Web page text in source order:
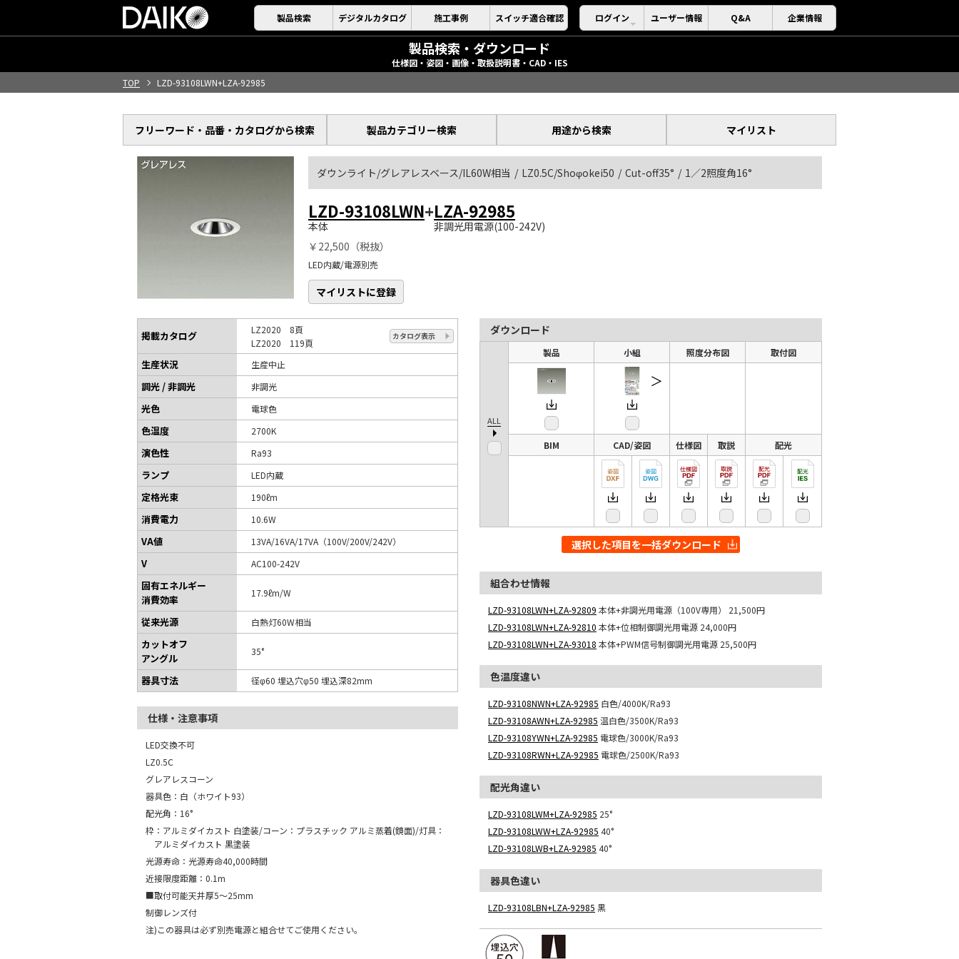
製品検索 デジタルカタログ 施工事例 スイッチ適合確認 ログイン ユーザー情報 Q&A 企業情報
製品検索・ダウンロード
仕様図・姿図・画像・取扱説明書・CAD・IES
TOP
LZD-93108LWN+LZA-92985
フリーワード・品番・ カタログから検索 製品カテゴリー検索 用途から検索 マイリスト
ダウンライト/グレアレスベース/IL60W相当 LZ0.5C/Shoφokei50 Cut-off35° 1／2照度角16°
LZD-93108LWN+
本体
LZA-92985
非調光用電源(100-242V)
￥22,500（税抜）
LED内蔵/電源別売
マイリストに登録
掲載カタログ
LZ2020 8頁
LZ2020 119頁
カタログ表示
生産状況 生産中止
調光 / 非調光 非調光
光色 電球色
色温度 2700K
演色性 Ra93
ランプ LED内蔵
定格光束 190ℓm
消費電力 10.6W
VA値 13VA/16VA/17VA（100V/200V/242V）
V AC100-242V
固有エネルギー
消費効率
17.9ℓm/W
従来光源 白熱灯60W相当
カットオフ
アングル
35°
器具寸法 径φ60 埋込穴φ50 埋込深82mm
仕様・注意事項
LED交換不可
LZ0.5C
グレアレスコーン
器具色：白（ホワイト93）
配光角：16°
枠：アルミダイカスト 白塗装/コーン：プラスチック アルミ蒸着(鏡面)/灯具：
アルミダイカスト 黒塗装
光源寿命：光源寿命40,000時間
近接限度距離：0.1m
■取付可能天井厚5～25mm
制御レンズ付
注)この器具は必ず別売電源と組合せてご使用ください。
ダウンロード
ALL
製品 小組 照度分布図 取付図
＞
BIM CAD/姿図 仕様図 取説 配光
選択した項目を一括ダウンロード
組合わせ情報
LZD-93108LWN+LZA-92809 本体+非調光用電源（100V専用） 21,500円
LZD-93108LWN+LZA-92810 本体+位相制御調光用電源 24,000円
LZD-93108LWN+LZA-93018 本体+PWM信号制御調光用電源 25,500円
色温度違い
LZD-93108NWN+LZA-92985 白色/4000K/Ra93
LZD-93108AWN+LZA-92985 温白色/3500K/Ra93
LZD-93108YWN+LZA-92985 電球色/3000K/Ra93
LZD-93108RWN+LZA-92985 電球色/2500K/Ra93
配光角違い
LZD-93108LWM+LZA-92985 25°
LZD-93108LWW+LZA-92985 40°
LZD-93108LWB+LZA-92985 40°
器具色違い
LZD-93108LBN+LZA-92985 黒